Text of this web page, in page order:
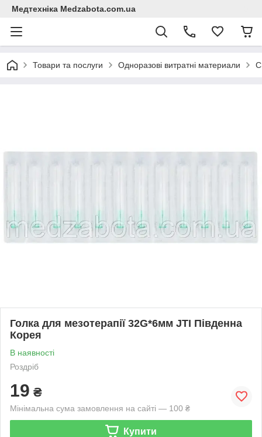
Медтехніка Medzabota.com.ua
Товари та послуги Одноразові витратні материали
Голка для мезотерапії 32G*6мм JTI Південна
Корея
В наявності
Роздріб
19 ₴
Мінімальна сума замовлення на сайті — 100 ₴
Купити